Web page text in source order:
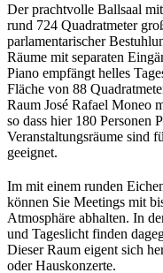
Der prachtvolle Ballsaal
rund 724 Quadratmeter
parlamentarischer
Räume mit separaten
Piano empfängt helles
Fläche von 88
Raum José Rafael Moneo
so dass hier 180 Personen
Veranstaltungsräume sind
geeignet.
Im mit einem runden
können Sie Meetings mit
Atmosphäre abhalten. In
und Tageslicht finden
Dieser Raum eigent sich
oder Hauskonzerte.